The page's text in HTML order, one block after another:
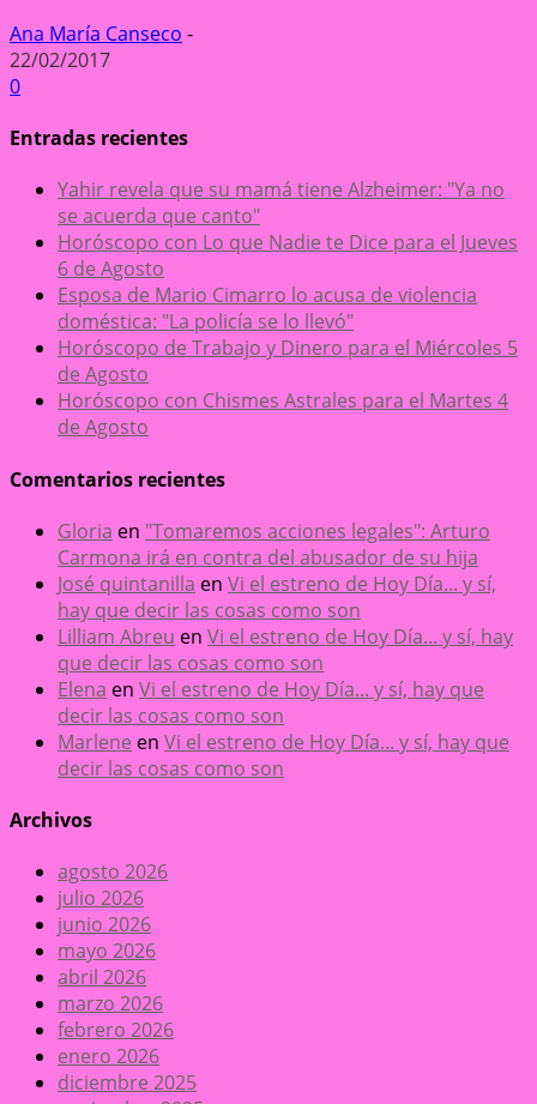
Ana María Canseco -
22/02/2017
0
Entradas recientes
Yahir revela que su mamá tiene Alzheimer: "Ya no
se acuerda que canto"
Horóscopo con Lo que Nadie te Dice para el Jueves
6 de Agosto
Esposa de Mario Cimarro lo acusa de violencia
doméstica: "La policía se lo llevó"
Horóscopo de Trabajo y Dinero para el Miércoles 5
de Agosto
Horóscopo con Chismes Astrales para el Martes 4
de Agosto
Comentarios recientes
Gloria en "Tomaremos acciones legales": Arturo
Carmona irá en contra del abusador de su hija
José quintanilla en Vi el estreno de Hoy Día... y sí,
hay que decir las cosas como son
Lilliam Abreu en Vi el estreno de Hoy Día... y sí, hay
que decir las cosas como son
Elena en Vi el estreno de Hoy Día... y sí, hay que
decir las cosas como son
Marlene en Vi el estreno de Hoy Día... y sí, hay que
decir las cosas como son
Archivos
agosto 2026
julio 2026
junio 2026
mayo 2026
abril 2026
marzo 2026
febrero 2026
enero 2026
diciembre 2025